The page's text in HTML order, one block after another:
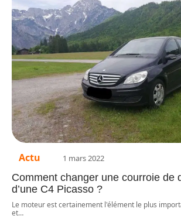
Actu 1 mars 2022
Comment changer une courroie de
d’une C4 Picasso ?
Le moteur est certainement l'élément le plus
et…